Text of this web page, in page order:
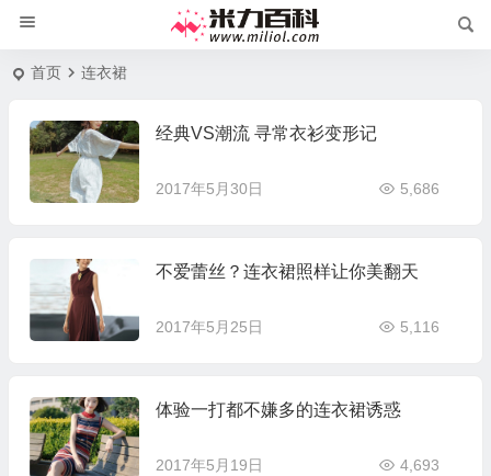
首页 连衣裙
经典VS潮流 寻常衣衫变形记
2017年5月30日 5,686
不爱蕾丝？连衣裙照样让你美翻天
2017年5月25日 5,116
体验一打都不嫌多的连衣裙诱惑
2017年5月19日 4,693